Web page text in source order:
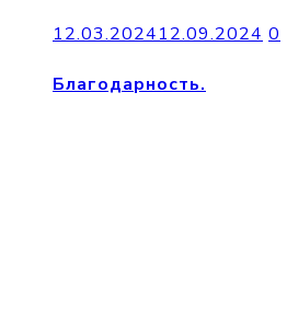
12.03.202412.09.2024 0
Благодарность.